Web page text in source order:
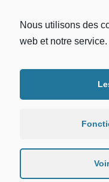
Nous utilisons des
web et notre service.
Copyright © 2026